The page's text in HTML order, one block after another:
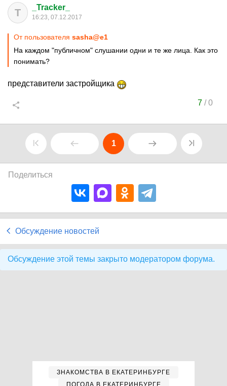
T _Tracker_
16:23, 07.12.2017
От пользователя sasha@e1
На каждом "публичном" слушании одни и те же лица. Как это
понимать?
представители застройщика
7/0
1
Поделиться
Обсуждение новостей
Обсуждение этой темы закрыто модератором форума.
ЗНАКОМСТВА В ЕКАТЕРИНБУРГЕ
ПОГОДА В ЕКАТЕРИНБУРГЕ